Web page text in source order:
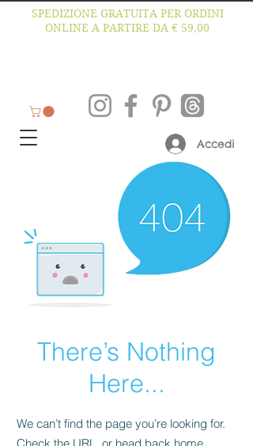
SPEDIZIONE GRATUITA PER ORDINI
ONLINE A PARTIRE DA € 59,00
Accedi
There’s Nothing
Here...
We can’t find the page you’re looking for.